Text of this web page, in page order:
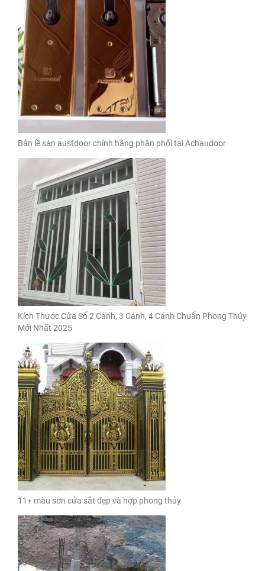
Bản lề sàn austdoor chính hãng phân phối tại Achaudoor
Kích Thước Cửa Sổ 2 Cánh, 3 Cánh, 4 Cánh Chuẩn Phong Thủy
Mới Nhất 2025
11+ màu sơn cửa sắt đẹp và hợp phong thủy